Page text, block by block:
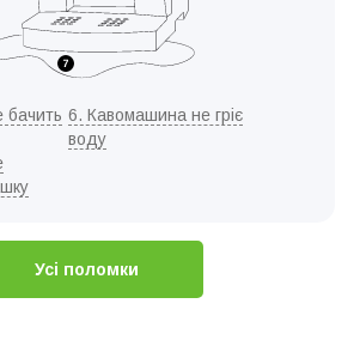
6. Кавомашина не гріє
воду
Усі поломки